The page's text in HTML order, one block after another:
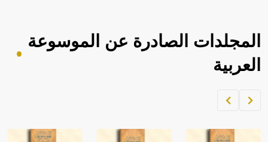
المجلدات الصادرة عن الموسوعة
العربية